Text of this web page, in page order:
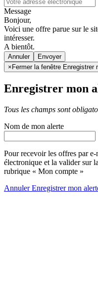
Message
Bonjour,
Voici une offre parue sur le
intéresser.
A bientôt.
Annuler
× Fermer la fenêtre Enregistrer
Enregistrer mon
Tous les champs sont
Nom de mon alerte
Pour recevoir les offres par
électronique et la valider sur
rubrique « Mon compte »
AnnulerEnregistrer mon